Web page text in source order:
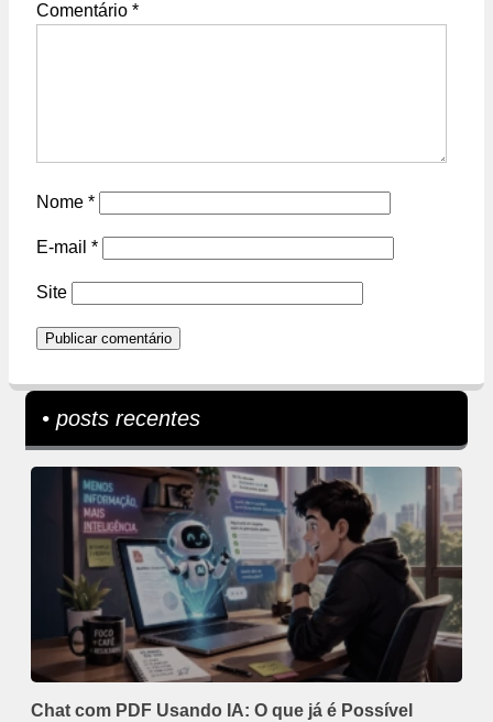
Comentário *
Nome *
E-mail *
Site
• posts recentes
Chat com PDF Usando IA: O que já é Possível